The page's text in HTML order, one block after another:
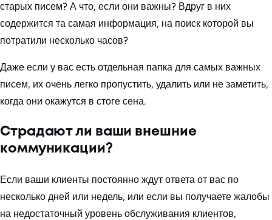
старых писем? А что, если они важны? Вдруг в них
содержится та самая информация, на поиск которой вы
потратили несколько часов?
Даже если у вас есть отдельная папка для самых важных
писем, их очень легко пропустить, удалить или не заметить,
когда они окажутся в стоге сена.
Страдают ли ваши внешние
коммуникации?
Если ваши клиенты постоянно ждут ответа от вас по
несколько дней или недель, или если вы получаете жалобы
на недостаточный уровень обслуживания клиентов,